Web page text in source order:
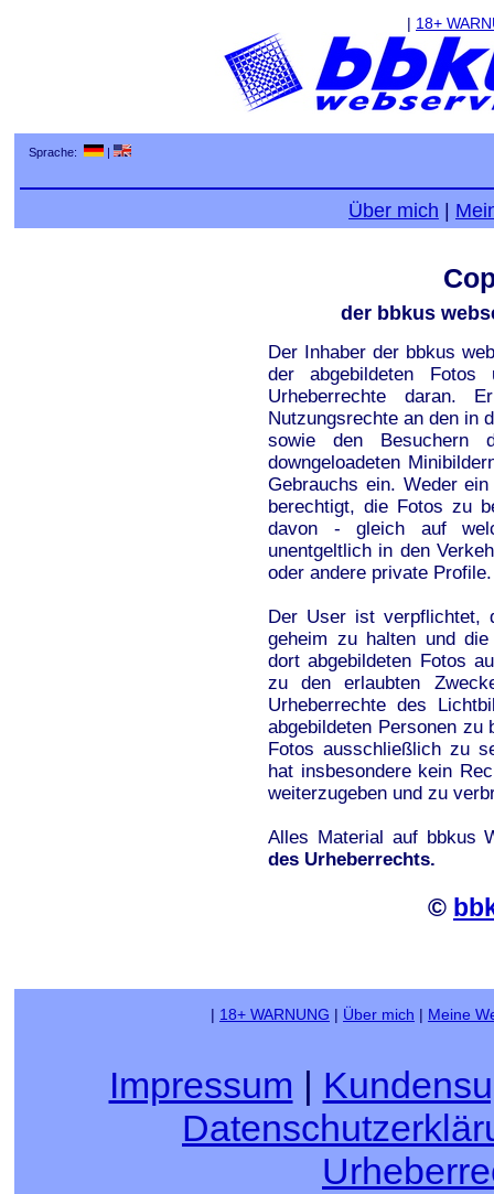
| 18+
Sprache: |
Über mich
der bbkus
Der Inhaber der bbkus
der abgebildeten
Urheberrechte daran.
Nutzungsrechte an den in
sowie den Besuchern
downgeloadeten
Gebrauchs ein. Weder
berechtigt, die Fotos zu
davon - gleich auf
unentgeltlich in den
oder andere private Profile.
Der User ist verpflichtet,
geheim zu halten und
dort abgebildeten Fotos
zu den erlaubten
Urheberrechte des
abgebildeten Personen
Fotos ausschließlich zu
hat insbesondere kein
weiterzugeben und zu
Alles Material auf bbkus
des Urheberrechts.
©
| 18+ WARNUNG | Über mich | Meine
Impressum